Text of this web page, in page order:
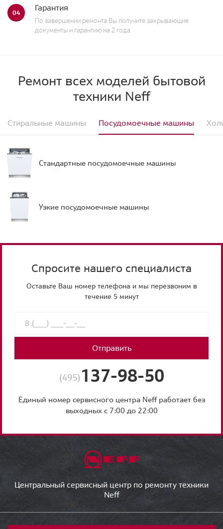
04 Гарантия
По завершении ремонта Вы получите закрывающие
документы и гарантию на 2 года
Ремонт всех моделей бытовой
техники Neff
Стиральные машины Посудомоечные машины
Стандартные посудомоечные машины
Узкие посудомоечные машины
Спросите нашего специалиста
Оставьте Ваш номер телефона и мы перезвоним в
течение 5 минут
Отправить
(495) 137-98-50
Единый номер сервисного центра Neff работает без
выходных с 7:00 до 22:00
Центральный сервисный центр по ремонту техники
Neff